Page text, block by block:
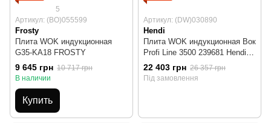
5
Артикул: (BO)055599
Frosty
Плита WOK индукционная
G35-KA18 FROSTY
9 645 грн 10 717 грн
В наличии
Купить
Артикул: (DW)030890
Hendi
Плита WOK индукционная Вок
Profi Line 3500 239681 Hendi
(+сковорода)
22 403 грн 26 357 грн
Під замовлення